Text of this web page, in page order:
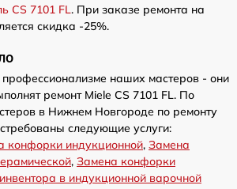
CS 7101 FL. При заказе ремонта на
скидка -25%.
наших мастеров - они
ремонт Miele CS 7101 FL. По
в Нижнем Новгороде по ремонту
следующие услуги:
конфорки индукционной, Замена
, Замена конфорки
в индукционной варочной